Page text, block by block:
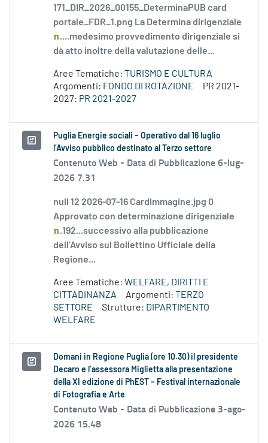
171_DIR_2026_00155_DeterminaPUB card
portale_FDR_1.png La Determina dirigenziale
n....medesimo provvedimento dirigenziale si
dà atto inoltre della valutazione delle...
Aree Tematiche: TURISMO E CULTURA
Argomenti: FONDO DI ROTAZIONE
PR 2021-
2027: PR 2021-2027
Puglia Energie sociali – Operativo dal 16 luglio
l’Avviso pubblico destinato al Terzo settore
Contenuto Web - Data di Pubblicazione 6-lug-
2026 7.31
null 12 2026-07-16 CardImmagine.jpg 0
Approvato con determinazione dirigenziale
n.192...successivo alla pubblicazione
dell’Avviso sul Bollettino Ufficiale della
Regione...
Aree Tematiche: WELFARE, DIRITTI E
CITTADINANZA
Argomenti: TERZO
SETTORE
Strutture: DIPARTIMENTO
WELFARE
Domani in Regione Puglia (ore 10.30) il presidente
Decaro e l’assessora Miglietta alla presentazione
della XI edizione di PhEST – Festival internazionale
di Fotografia e Arte
Contenuto Web - Data di Pubblicazione 3-ago-
2026 15.48